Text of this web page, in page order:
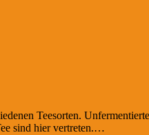
Teesorten.
sind hier vertreten.…